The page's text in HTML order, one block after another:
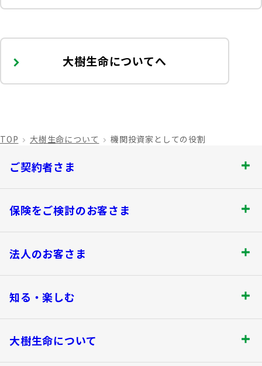
大樹生命についてへ
TOP 大樹生命について 機関投資家としての役割
ご契約者さま
ご契約者さま トップ
お手続きのご案内
保険金・給付金のお支払いについて
契約内容の確認・変更
書類の再発行
満期保険金などのご請求
資金の引出し
保険をご検討のお客さま
保険をご検討のお客さま トップ
商品を選ぶ
探してみよう！あなたにぴったりな保険
生命保険商品一覧
損害保険商品
法人のお客さま
法人のお客さま トップ
各都道府県中小企業団体中央会の会員の
皆さま
知る・楽しむ
知る・楽しむ トップ
大樹生命について